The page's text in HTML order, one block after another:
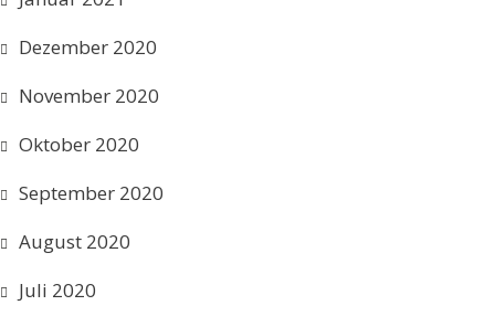
Dezember 2020
November 2020
Oktober 2020
September 2020
August 2020
Juli 2020